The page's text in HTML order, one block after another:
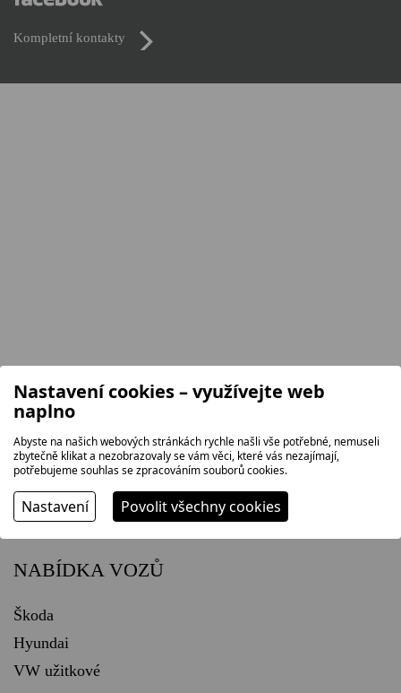
Kompletní kontakty
NABÍDKA VOZŮ
Škoda
Hyundai
VW užitkové
Nastavení cookies – využívejte web
naplno
Abyste na našich webových stránkách rychle našli vše potřebné, nemuseli
zbytečně klikat a nezobrazovaly se vám věci, které vás nezajímají,
potřebujeme souhlas se zpracováním souborů cookies.
Nastavení Povolit všechny cookies